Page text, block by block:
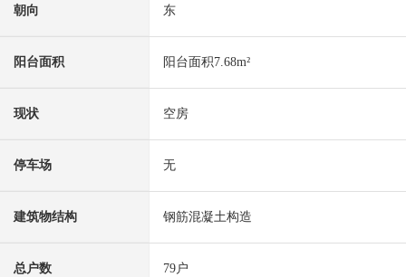
朝向 东
阳台面积 阳台面积7.68m²
现状 空房
停车场 无
建筑物结构 钢筋混凝土构造
总户数 79户